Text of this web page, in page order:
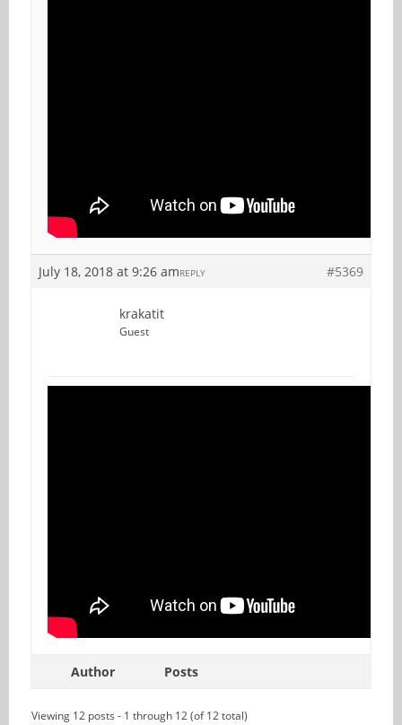
July 18, 2018 at 9:26 am #5369
REPLY
krakatit
Guest
Author Posts
Viewing 12 posts - 1 through 12 (of 12 total)